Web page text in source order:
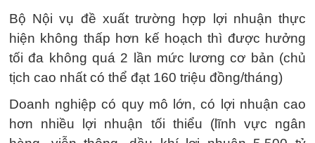
Bộ Nội vụ đề xuất trường hợp lợi nhuận thực
hiện không thấp hơn kế hoạch thì được hưởng
tối đa không quá 2 lần mức lương cơ bản (chủ
tịch cao nhất có thể đạt 160 triệu đồng/tháng)
Doanh nghiệp có quy mô lớn, có lợi nhuận cao
hơn nhiều lợi nhuận tối thiểu (lĩnh vực ngân